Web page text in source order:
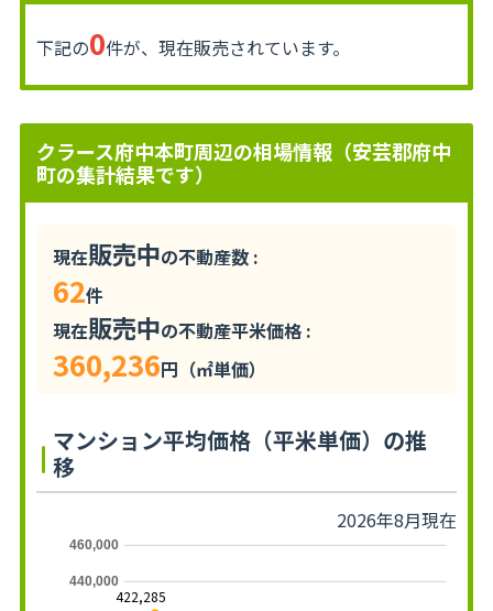
下記の0件が、現在販売されています。
クラース府中本町周辺の相場情報（安芸郡府中
町の集計結果です）
現在販売中の不動産数 :
62件
現在販売中の不動産平米価格 :
360,236円（㎡単価）
マンション平均価格（平米単価）の推
移
2026年8月現在
440,000
460,000
422,285